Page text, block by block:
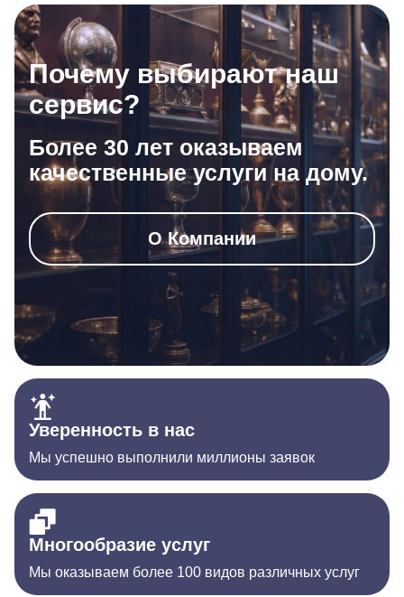
Почему выбирают наш
сервис?
Более 30 лет оказываем
качественные услуги на дому.
О Компании
Уверенность в нас
Мы успешно выполнили миллионы заявок
Многообразие услуг
Мы оказываем более 100 видов различных услуг